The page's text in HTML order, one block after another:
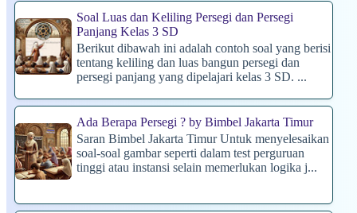
Soal Luas dan Keliling Persegi dan Persegi
Panjang Kelas 3 SD
Berikut dibawah ini adalah contoh soal yang berisi
tentang keliling dan luas bangun persegi dan
persegi panjang yang dipelajari kelas 3 SD. ...
Ada Berapa Persegi ? by Bimbel Jakarta Timur
Saran Bimbel Jakarta Timur Untuk menyelesaikan
soal-soal gambar seperti dalam test perguruan
tinggi atau instansi selain memerlukan logika j...